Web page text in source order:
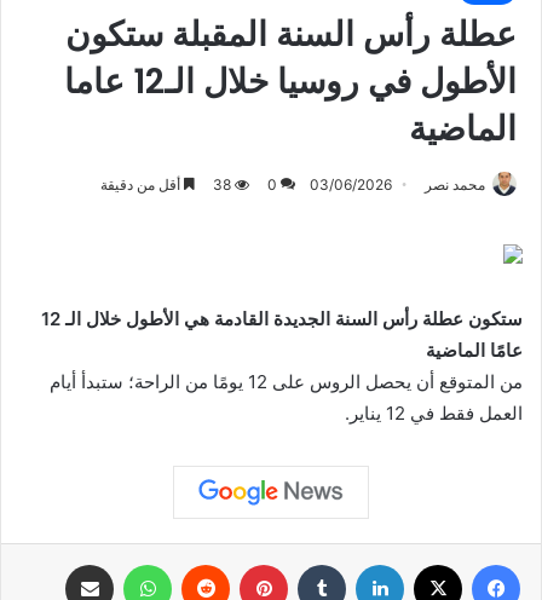
عطلة رأس السنة المقبلة ستكون
الأطول في روسيا خلال الـ12 عاما
الماضية
محمد نصر 03/06/2026
0
38 أقل من دقيقة
ستكون عطلة رأس السنة الجديدة القادمة هي الأطول خلال الـ 12
عامًا الماضية
من المتوقع أن يحصل الروس على 12 يومًا من الراحة؛ ستبدأ أيام
العمل فقط في 12 يناير.
فيسبوك لينكدإن بينتيريست واتساب